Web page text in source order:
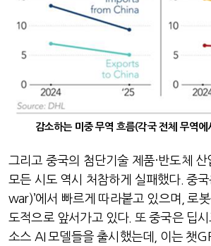
감소하는 미중 무역 흐름(각국 전체 무역
그리고 중국의 첨단기술 제품·반도체 산
모든 시도 역시 처참하게 실패했다.중
war)’에서 빠르게 따라붙고 있으며 ,로
도적으로 앞서가고 있다. 또 중국은 딥
소스 AI모델들을 출시했는데 이는 챗